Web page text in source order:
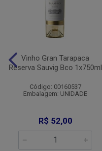
Vinho Gran Tarapaca
Reserva Sauvig Bco 1x750ml
Código: 00160537
Embalagem: UNIDADE
R$ 52,00